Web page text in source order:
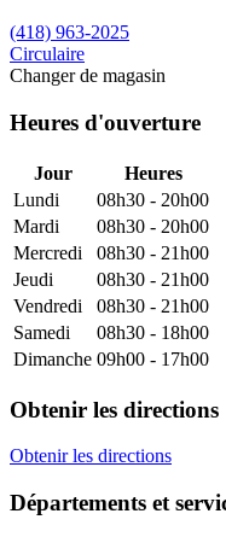
(418) 963-2025
Circulaire
Changer de magasin
Heures d'ouverture
Jour
Heures
Lundi
08h30 - 20h00
Mardi
08h30 - 20h00
Mercredi
08h30 - 21h00
Jeudi
08h30 - 21h00
Vendredi
08h30 - 21h00
Samedi
08h30 - 18h00
Dimanche 09h00 - 17h00
Obtenir les directions
Obtenir les directions
Départements et